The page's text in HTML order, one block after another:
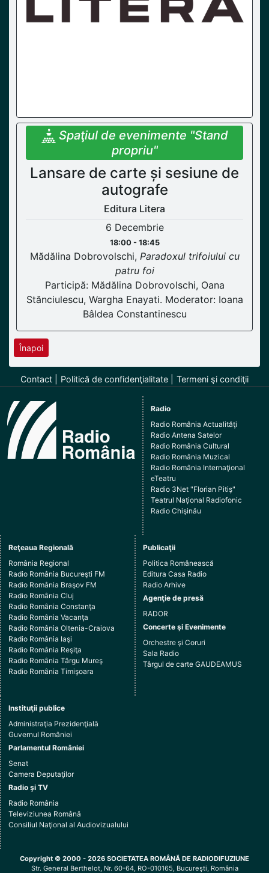
Spaţiul de evenimente "Stand
propriu"
Lansare de carte și sesiune de
autografe
Editura Litera
6 Decembrie
18:00 - 18:45
Mădălina Dobrovolschi, Paradoxul trifoiului cu
patru foi
Participă: Mădălina Dobrovolschi, Oana
Stănciulescu, Wargha Enayati. Moderator: Ioana
Bâldea Constantinescu
Înapoi
Contact Politică de confidenţialitate Termeni şi condiţii
Radio
Radio România Actualităţi
Radio Antena Satelor
Radio România Cultural
Radio România Muzical
Radio România Internaţional
eTeatru
Radio 3Net "Florian Pitiş"
Teatrul Naţional Radiofonic
Radio Chişinău
Reţeaua Regională
România Regional
Radio România Bucureşti FM
Radio România Braşov FM
Radio România Cluj
Radio România Constanţa
Radio România Vacanţa
Radio România Oltenia-Craiova
Radio România Iaşi
Radio România Reşiţa
Radio România Târgu Mureş
Radio România Timişoara
Publicaţii
Politica Românească
Editura Casa Radio
Radio Arhive
Agenţie de presă
RADOR
Concerte şi Evenimente
Orchestre şi Coruri
Sala Radio
Târgul de carte GAUDEAMUS
Instituţii publice
Administraţia Prezidenţială
Guvernul României
Parlamentul României
Senat
Camera Deputaţilor
Radio şi TV
Radio România
Televiziunea Română
Consiliul Naţional al Audiovizualului
Copyright © 2000 - 2026 SOCIETATEA ROMÂNĂ DE RADIODIFUZIUNE
Str. General Berthelot, Nr. 60-64, RO-010165, Bucureşti, România